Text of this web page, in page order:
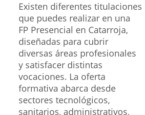
Existen diferentes titulaciones
que puedes realizar en una
FP Presencial en Catarroja,
diseñadas para cubrir
diversas áreas profesionales
y satisfacer distintas
vocaciones. La oferta
formativa abarca desde
sectores tecnológicos,
sanitarios, administrativos,